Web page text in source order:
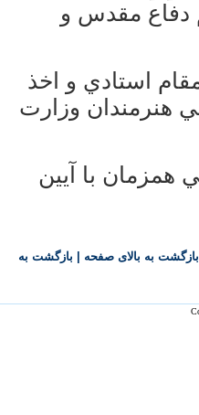
دفاع مقدس و
استادي و اخذ
هنرمندان وزارت
همزمان با آيين
بازگشت به بالای صفحه بازگشت به